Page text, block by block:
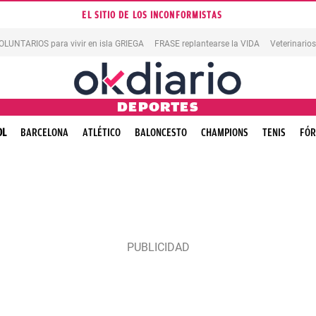
EL SITIO DE LOS INCONFORMISTAS
para vivir en isla GRIEGA FRASE replantearse la VIDA Veterinarios
DEPORTES
BARCELONA ATLÉTICO BALONCESTO CHAMPIONS TENIS